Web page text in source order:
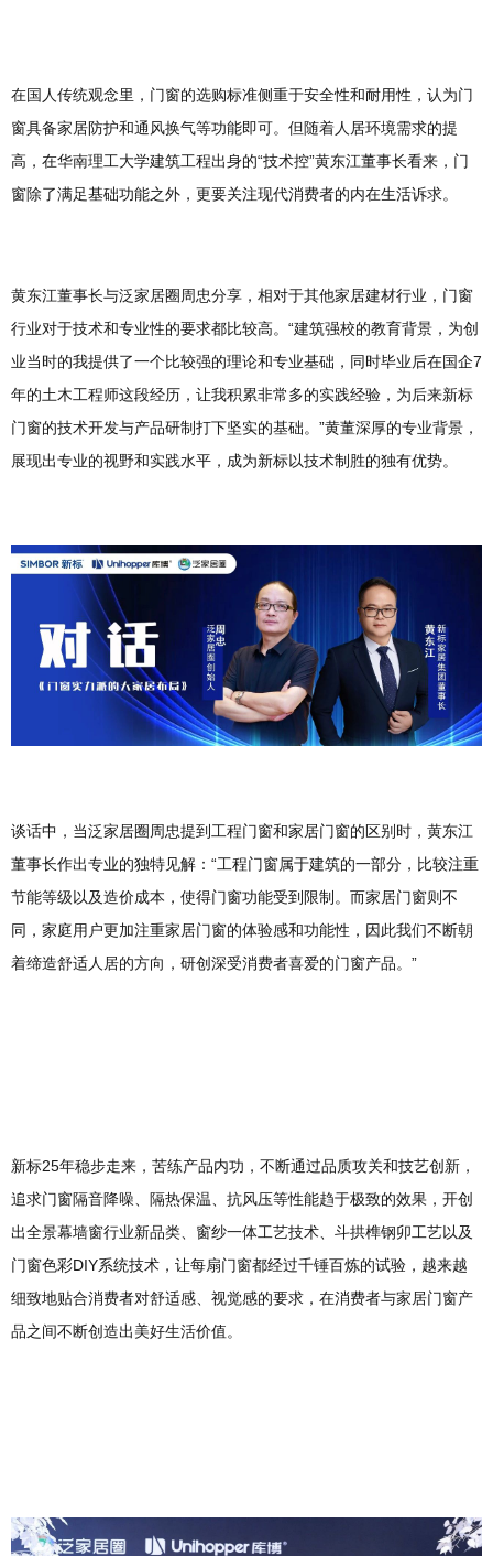
在国人传统观念里，门窗的选购标准侧重于安全性和耐用性，认为门
窗具备家居防护和通风换气等功能即可。但随着人居环境需求的提
高，在华南理工大学建筑工程出身的“技术控”黄东江董事长看来，门
窗除了满足基础功能之外，更要关注现代消费者的内在生活诉求。
黄东江董事长与泛家居圈周忠分享，相对于其他家居建材行业，门窗
行业对于技术和专业性的要求都比较高。“建筑强校的教育背景，为创
业当时的我提供了一个比较强的理论和专业基础，同时毕业后在国企7
年的土木工程师这段经历，让我积累非常多的实践经验，为后来新标
门窗的技术开发与产品研制打下坚实的基础。”黄董深厚的专业背景，
展现出专业的视野和实践水平，成为新标以技术制胜的独有优势。
谈话中，当泛家居圈周忠提到工程门窗和家居门窗的区别时，黄东江
董事长作出专业的独特见解：“工程门窗属于建筑的一部分，比较注重
节能等级以及造价成本，使得门窗功能受到限制。而家居门窗则不
同，家庭用户更加注重家居门窗的体验感和功能性，因此我们不断朝
着缔造舒适人居的方向，研创深受消费者喜爱的门窗产品。”
新标25年稳步走来，苦练产品内功，不断通过品质攻关和技艺创新，
追求门窗隔音降噪、隔热保温、抗风压等性能趋于极致的效果，开创
出全景幕墙窗行业新品类、窗纱一体工艺技术、斗拱榫钢卯工艺以及
门窗色彩DIY系统技术，让每扇门窗都经过千锤百炼的试验，越来越
细致地贴合消费者对舒适感、视觉感的要求，在消费者与家居门窗产
品之间不断创造出美好生活价值。